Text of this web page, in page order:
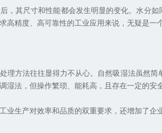
，其尺寸和性能都会发生明显的变化。水分
高精度、高可靠性的工业应用来说，无疑是一
理方法往往显得力不从心。自然吸湿法虽然
湿法，但操作繁琐、能耗高，且存在一定的安
业生产对效率和品质的双重要求，还增加了